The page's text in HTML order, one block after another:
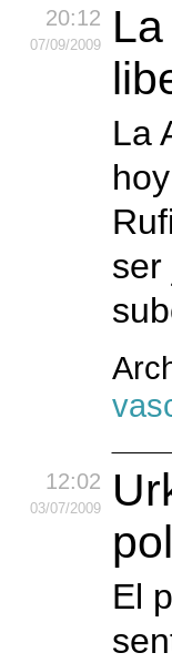
20:12
07/09/2009
La
ser
12:02
03/07/2009
El